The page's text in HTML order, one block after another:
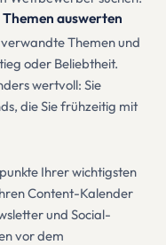
auswerten
Themen und
oder Beliebtheit.
wertvoll: Sie
die Sie frühzeitig mit
Ihrer wichtigsten
Content-Kalender
und Social-
vor dem